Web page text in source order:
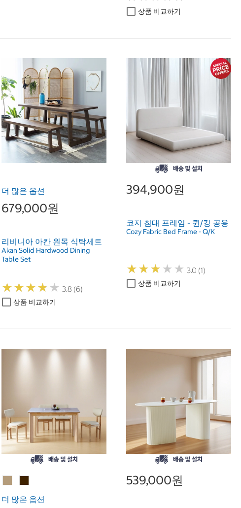
상품 비교하기
더 많은 옵션
679,000원
리비니아 아칸 원목 식탁세트
Akan Solid Hardwood Dining
Table Set
★★★★ ★
★★★★ ★ 3.8 (6)
상품 비교하기
394,900원
코지 침대 프레임 - 퀸/킹 공용
Cozy Fabric Bed Frame - Q/K
★★★ ★ ★
★★★ ★ ★ 3.0 (1)
상품 비교하기
더 많은 옵션
539,000원